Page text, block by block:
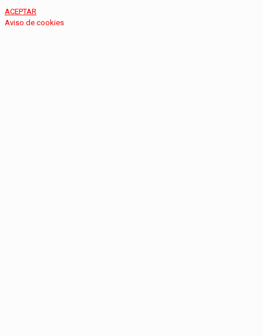
ACEPTAR
Aviso de cookies